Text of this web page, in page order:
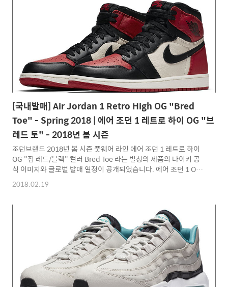
명 클리어 아웃솔이 매력적인 제품으로 조던브랜드 넘버링 시리즈
풋웨어 아이콘이라고 할 수 있는 조던 11 의 로우컷 버젼으로 현재
는 바스켓볼 슈즈보다 라이프 스타일 스니커로 더욱 사랑 받고 있는
제품이기도 합니다. 에어 조던 11 레트로 로우 "화이..
[국내발매] Air Jordan 1 Retro High OG "Bred
Toe" - Spring 2018 | 에어 조던 1 레트로 하이 OG "브
레드 토" - 2018년 봄 시즌
조던브랜드 2018년 봄 시즌 풋웨어 라인 에어 조던 1 레트로 하이
OG "짐 레드/블랙" 컬러 Bred Toe 라는 별칭의 제품의 나이키 공
식 이미지와 글로벌 발매 일정이 공개되었습니다. 에어 조던 1 OG
컬러인 블랙토 제품과 상당히 흡사한 컬러 배치로 발등 토 부분에
레드 컬러를 적용하여 블랙토 가 아닌 브레드(블랙/레드)토 라는 별
적용하여 조금 더 고급스러운 느낌의 디테일이 큰 특징입니다. 오리
지널 디테일로 발매만을 기다려온 제품으로 최고의 나이키 올드 바
스켓볼 슈즈이기도하지만 현재는 최고의 라이프 스타일 스니커로
선호하고 있는 제품입니다. 에어 조던 1 레트로 하이 OG "짐 레드/
블랙" 컬러 제품은 조던브랜드 글로벌 발매 일정 ..
2018.02.19